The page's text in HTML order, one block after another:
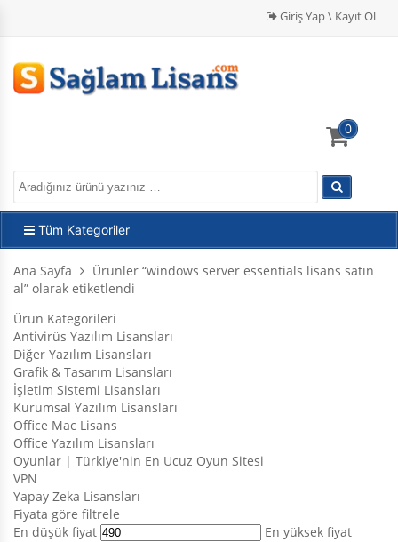
Giriş Yap \ Kayıt Ol
0
Tüm Kategoriler
Ana Sayfa
Ürünler “windows server essentials lisans satın
al” olarak etiketlendi
Ürün Kategorileri
Antivirüs Yazılım Lisansları
Diğer Yazılım Lisansları
Grafik & Tasarım Lisansları
İşletim Sistemi Lisansları
Kurumsal Yazılım Lisansları
Office Mac Lisans
Office Yazılım Lisansları
Oyunlar | Türkiye'nin En Ucuz Oyun Sitesi
VPN
Yapay Zeka Lisansları
Fiyata göre filtrele
En düşük fiyat
En yüksek fiyat